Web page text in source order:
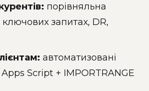
порівняльна
запитах, DR,
автоматизовані
Apps Script + IMPORTRANGE